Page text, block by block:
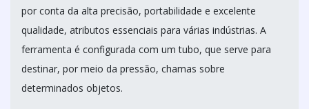
por conta da alta precisão, portabilidade e excelente
qualidade, atributos essenciais para várias indústrias. A
ferramenta é configurada com um tubo, que serve para
destinar, por meio da pressão, chamas sobre
determinados objetos.